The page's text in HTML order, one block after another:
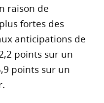
raison de
fortes des
anticipations de
points sur un
points sur un